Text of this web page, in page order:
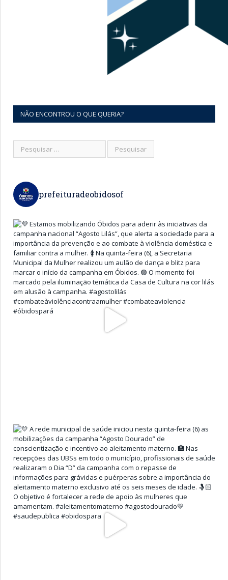
NÃO ENCONTROU O QUE QUERIA?
prefeituradeobidosof